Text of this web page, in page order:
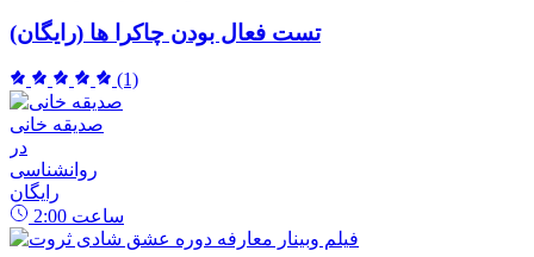
تست فعال بودن چاکرا ها (رایگان)
(1)
صدیقه خانی
در
روانشناسی
رایگان
2:00 ساعت